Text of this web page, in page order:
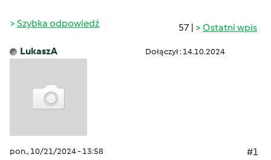
57 | Ostatni wpis
Szybka odpowiedź
LukaszA Dołączył : 14.10.2024
pon., 10/21/2024 - 13:58
#1